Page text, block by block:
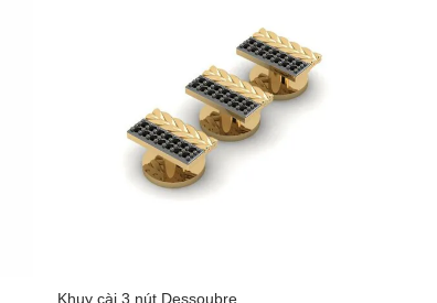
Khuy cài 3 nút Dessoubre